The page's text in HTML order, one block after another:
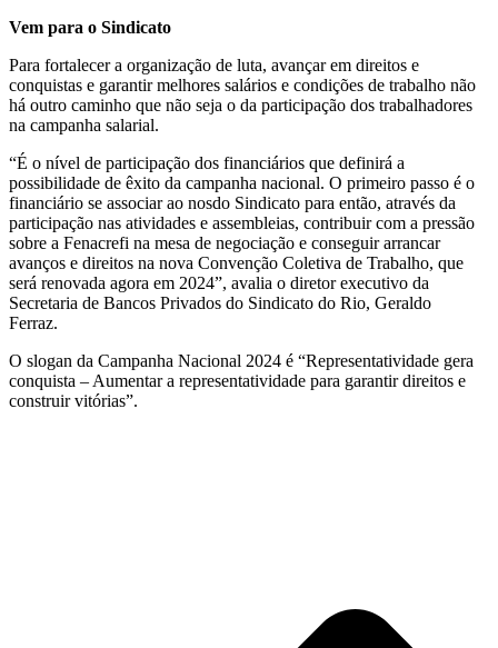
Vem para o Sindicato
Para fortalecer a organização de luta, avançar em direitos e
conquistas e garantir melhores salários e condições de trabalho não
há outro caminho que não seja o da participação dos trabalhadores
na campanha salarial.
“É o nível de participação dos financiários que definirá a
possibilidade de êxito da campanha nacional. O primeiro passo é o
financiário se associar ao nosdo Sindicato para então, através da
participação nas atividades e assembleias, contribuir com a pressão
sobre a Fenacrefi na mesa de negociação e conseguir arrancar
avanços e direitos na nova Convenção Coletiva de Trabalho, que
será renovada agora em 2024”, avalia o diretor executivo da
Secretaria de Bancos Privados do Sindicato do Rio, Geraldo
Ferraz.
O slogan da Campanha Nacional 2024 é “Representatividade gera
conquista – Aumentar a representatividade para garantir direitos e
construir vitórias”.